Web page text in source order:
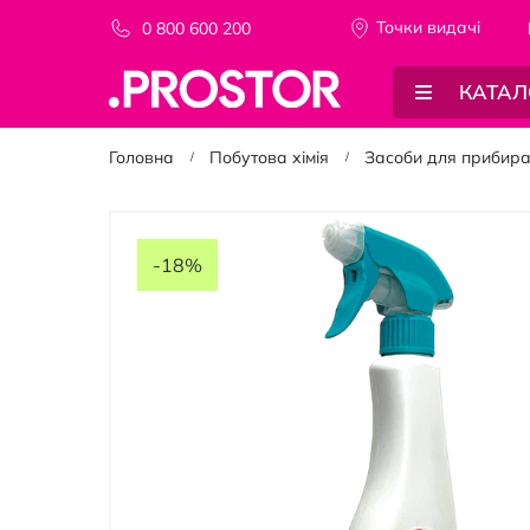
0 800 600 200 Точки видачi
Головна Побутова хімія Засоби для
галереї
-18%